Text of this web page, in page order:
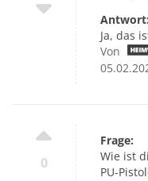
Antwort:
Ja, das
Von
0
Frage:
Wie ist
PU-